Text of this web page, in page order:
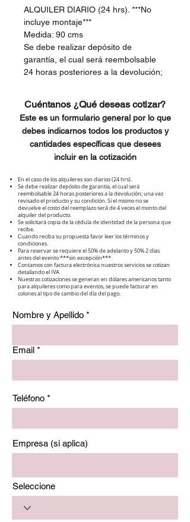
ALQUILER DIARIO (24 hrs). ***No
incluye montaje***
Medida: 90 cms
Se debe realizar depósito de
garantía, el cual será reembolsable
24 horas posteriores a la devolución;
Cuéntanos ¿Qué deseas cotizar?
Este es un formulario general por lo que
debes indicarnos todos los productos y
cantidades específicas que desees
incluir en la cotización
En el caso de los alquileres son diarios (24 hrs).
Se debe realizar depósito de garantía, el cual será
reembolsable 24 horas posteriores a la devolución; una vez
revisado el producto y su condición. Si el mismo no se
devuelve el costo del reemplazo será de 4 veces el monto del
alquiler del producto.
Se solicitará copia de la cédula de identidad de la persona que
recibe.
Cuando reciba su propuesta favor leer los términos y
condiciones.
Para reservar se requiere el 50% de adelanto y 50% 2 días
antes del evento ***sin excepción***
Contamos con factura electrónica nuestros servicios se cotizan
detallando el IVA
Nuestras cotizaciones se generan en dólares americanos tanto
para alquileres como para eventos, se puede facturar en
colones al tipo de cambio del día del pago.
Nombre y Apellido
Email
Teléfono
Empresa (si aplica)
Seleccione